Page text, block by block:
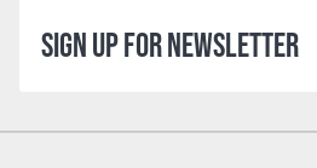
SIGN UP FOR NEWSLETTER